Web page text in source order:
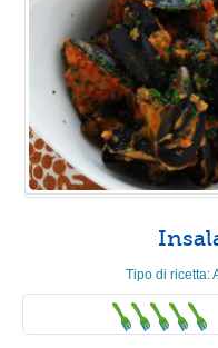
Tipo di ricetta: